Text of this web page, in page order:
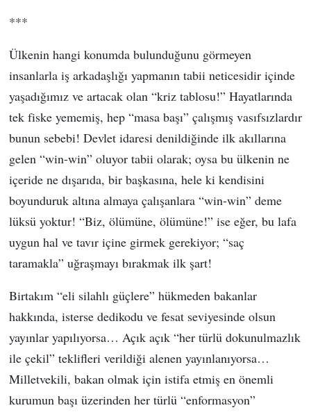
***
Ülkenin hangi konumda bulunduğunu görmeyen
insanlarla iş arkadaşlığı yapmanın tabii neticesidir içinde
yaşadığımız ve artacak olan “kriz tablosu!” Hayatlarında
tek fiske yememiş, hep “masa başı” çalışmış vasıfsızlardır
bunun sebebi! Devlet idaresi denildiğinde ilk akıllarına
gelen “win-win” oluyor tabii olarak; oysa bu ülkenin ne
içeride ne dışarıda, bir başkasına, hele ki kendisini
boyunduruk altına almaya çalışanlara “win-win” deme
lüksü yoktur! “Biz, ölümüne, ölümüne!” ise eğer, bu lafa
uygun hal ve tavır içine girmek gerekiyor; “saç
taramakla” uğraşmayı bırakmak ilk şart!
Birtakım “eli silahlı güçlere” hükmeden bakanlar
hakkında, isterse dedikodu ve fesat seviyesinde olsun
yayınlar yapılıyorsa… Açık açık “her türlü dokunulmazlık
ile çekil” teklifleri verildiği alenen yayınlanıyorsa…
Milletvekili, bakan olmak için istifa etmiş en önemli
kurumun başı üzerinden her türlü “enformasyon”